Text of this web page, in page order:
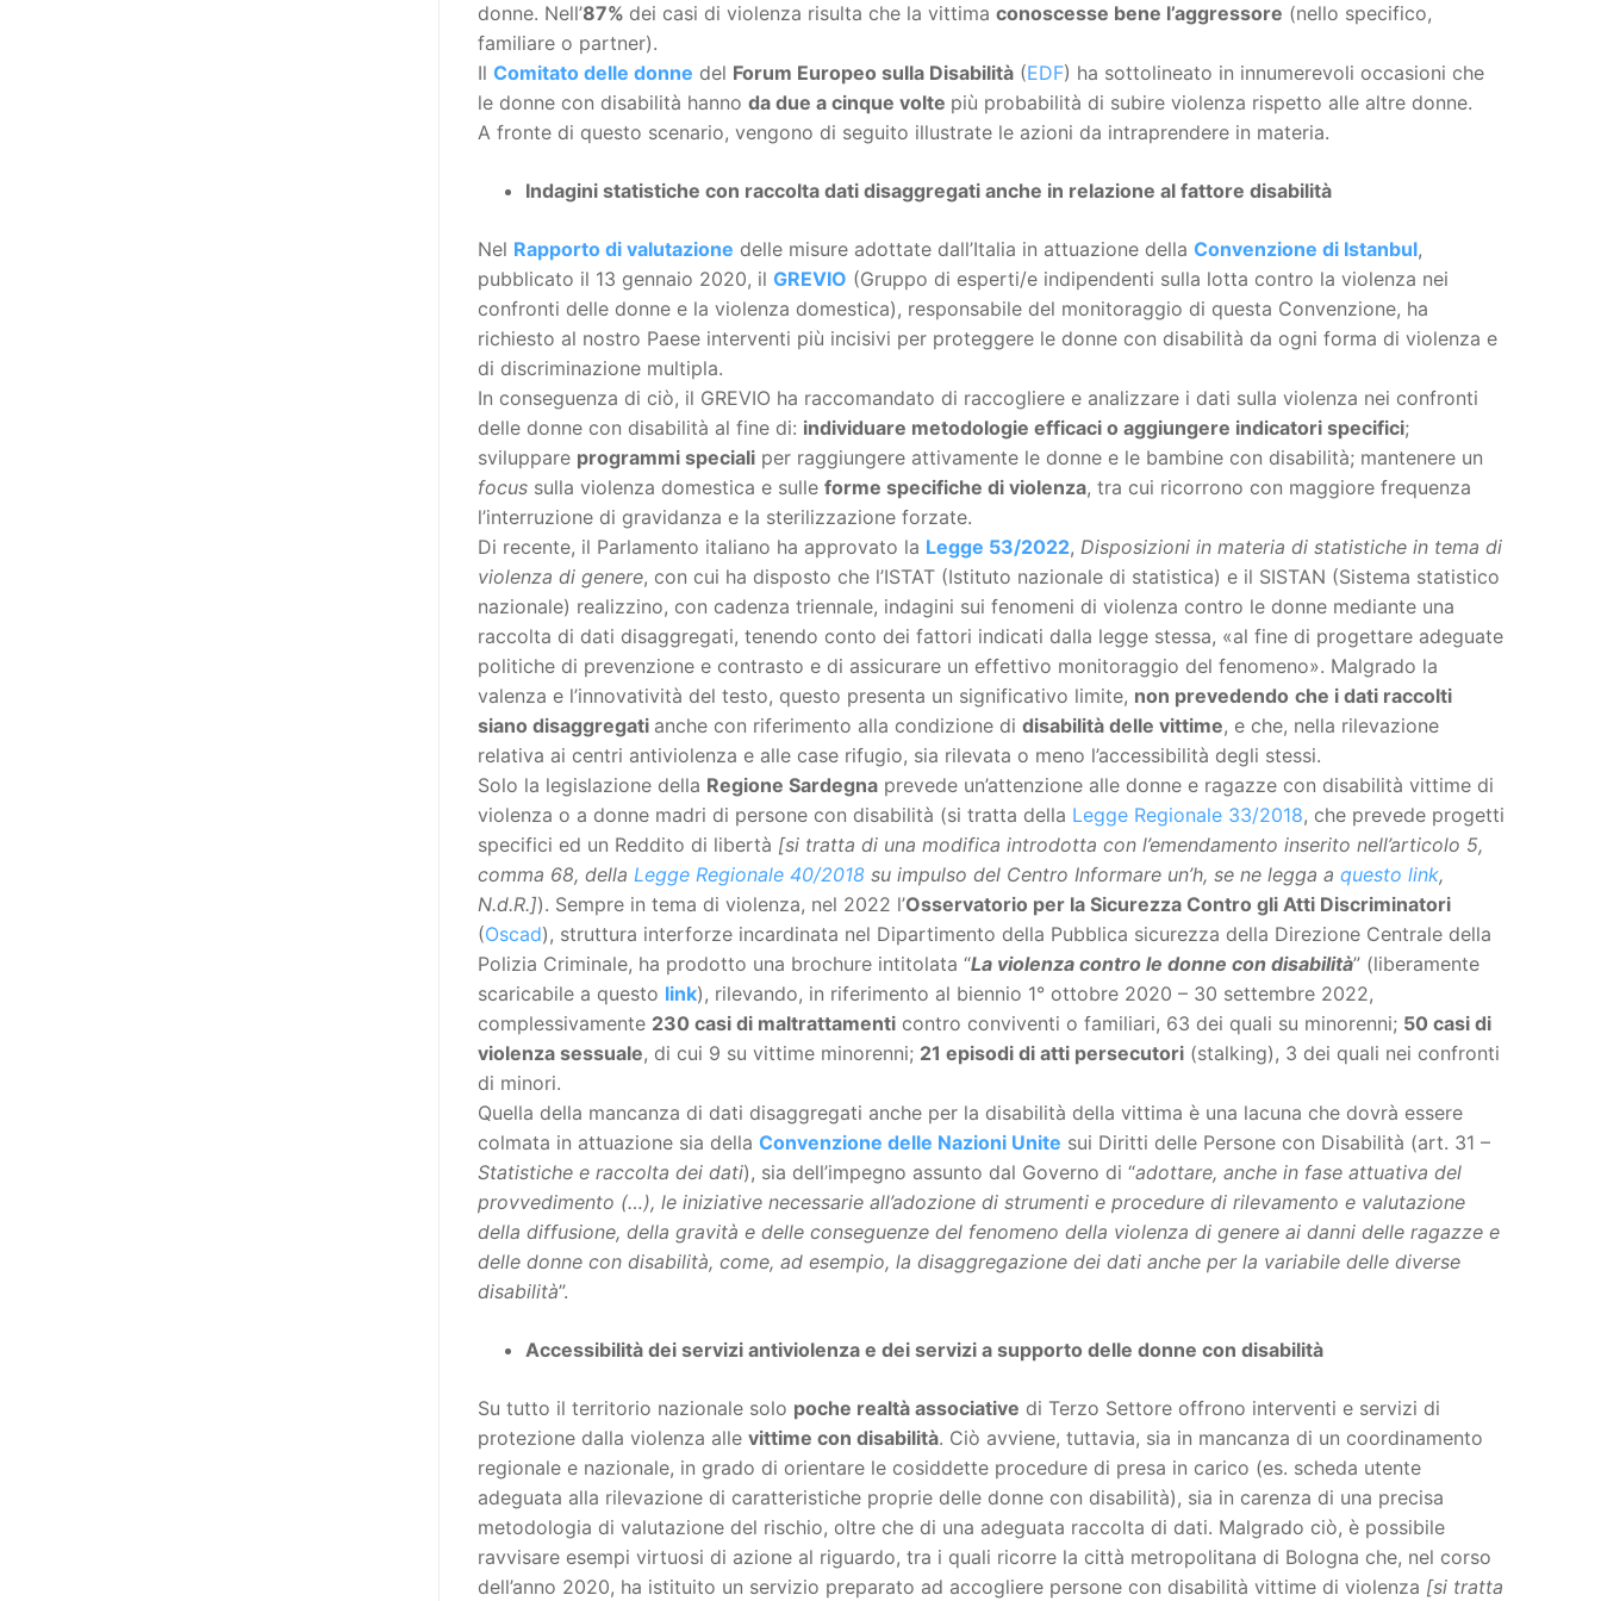
donne. Nell’87% dei casi di violenza risulta che la vittima conoscesse bene l’aggressore (nello specifico,
familiare o partner).
Il Comitato delle donne del Forum Europeo sulla Disabilità (EDF) ha sottolineato in innumerevoli occasioni che
le donne con disabilità hanno da due a cinque volte più probabilità di subire violenza rispetto alle altre donne.
A fronte di questo scenario, vengono di seguito illustrate le azioni da intraprendere in materia.
Indagini statistiche con raccolta dati disaggregati anche in relazione al fattore disabilità
Nel Rapporto di valutazione delle misure adottate dall’Italia in attuazione della Convenzione di Istanbul,
pubblicato il 13 gennaio 2020, il GREVIO (Gruppo di esperti/e indipendenti sulla lotta contro la violenza nei
confronti delle donne e la violenza domestica), responsabile del monitoraggio di questa Convenzione, ha
richiesto al nostro Paese interventi più incisivi per proteggere le donne con disabilità da ogni forma di violenza e
di discriminazione multipla.
In conseguenza di ciò, il GREVIO ha raccomandato di raccogliere e analizzare i dati sulla violenza nei confronti
delle donne con disabilità al fine di: individuare metodologie efficaci o aggiungere indicatori specifici;
sviluppare programmi speciali per raggiungere attivamente le donne e le bambine con disabilità; mantenere un
focus sulla violenza domestica e sulle forme specifiche di violenza, tra cui ricorrono con maggiore frequenza
l’interruzione di gravidanza e la sterilizzazione forzate.
Di recente, il Parlamento italiano ha approvato la Legge 53/2022, Disposizioni in materia di statistiche in tema di
violenza di genere, con cui ha disposto che l’ISTAT (Istituto nazionale di statistica) e il SISTAN (Sistema statistico
nazionale) realizzino, con cadenza triennale, indagini sui fenomeni di violenza contro le donne mediante una
raccolta di dati disaggregati, tenendo conto dei fattori indicati dalla legge stessa, «al fine di progettare adeguate
politiche di prevenzione e contrasto e di assicurare un effettivo monitoraggio del fenomeno». Malgrado la
valenza e l’innovatività del testo, questo presenta un significativo limite, non prevedendo che i dati raccolti
siano disaggregati anche con riferimento alla condizione di disabilità delle vittime, e che, nella rilevazione
relativa ai centri antiviolenza e alle case rifugio, sia rilevata o meno l’accessibilità degli stessi.
Solo la legislazione della Regione Sardegna prevede un’attenzione alle donne e ragazze con disabilità vittime di
violenza o a donne madri di persone con disabilità (si tratta della Legge Regionale 33/2018, che prevede progetti
specifici ed un Reddito di libertà [si tratta di una modifica introdotta con l’emendamento inserito nell’articolo 5,
comma 68, della Legge Regionale 40/2018 su impulso del Centro Informare un’h, se ne legga a questo link,
N.d.R.]). Sempre in tema di violenza, nel 2022 l’Osservatorio per la Sicurezza Contro gli Atti Discriminatori
(Oscad), struttura interforze incardinata nel Dipartimento della Pubblica sicurezza della Direzione Centrale della
Polizia Criminale, ha prodotto una brochure intitolata “La violenza contro le donne con disabilità” (liberamente
scaricabile a questo link), rilevando, in riferimento al biennio 1° ottobre 2020 – 30 settembre 2022,
complessivamente 230 casi di maltrattamenti contro conviventi o familiari, 63 dei quali su minorenni; 50 casi di
violenza sessuale, di cui 9 su vittime minorenni; 21 episodi di atti persecutori (stalking), 3 dei quali nei confronti
di minori.
Quella della mancanza di dati disaggregati anche per la disabilità della vittima è una lacuna che dovrà essere
colmata in attuazione sia della Convenzione delle Nazioni Unite sui Diritti delle Persone con Disabilità (art. 31 –
Statistiche e raccolta dei dati), sia dell’impegno assunto dal Governo di “adottare, anche in fase attuativa del
provvedimento (…), le iniziative necessarie all’adozione di strumenti e procedure di rilevamento e valutazione
della diffusione, della gravità e delle conseguenze del fenomeno della violenza di genere ai danni delle ragazze e
delle donne con disabilità, come, ad esempio, la disaggregazione dei dati anche per la variabile delle diverse
disabilità”.
Accessibilità dei servizi antiviolenza e dei servizi a supporto delle donne con disabilità
Su tutto il territorio nazionale solo poche realtà associative di Terzo Settore offrono interventi e servizi di
protezione dalla violenza alle vittime con disabilità. Ciò avviene, tuttavia, sia in mancanza di un coordinamento
regionale e nazionale, in grado di orientare le cosiddette procedure di presa in carico (es. scheda utente
adeguata alla rilevazione di caratteristiche proprie delle donne con disabilità), sia in carenza di una precisa
metodologia di valutazione del rischio, oltre che di una adeguata raccolta di dati. Malgrado ciò, è possibile
ravvisare esempi virtuosi di azione al riguardo, tra i quali ricorre la città metropolitana di Bologna che, nel corso
dell’anno 2020, ha istituito un servizio preparato ad accogliere persone con disabilità vittime di violenza [si tratta